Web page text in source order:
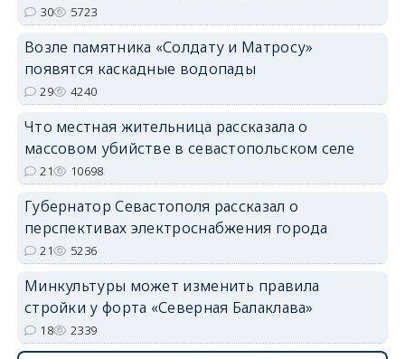
30 5723
Возле памятника «Солдату и Матросу»
появятся каскадные водопады
29 4240
Что местная жительница рассказала о
массовом убийстве в севастопольском селе
21 10698
Губернатор Севастополя рассказал о
перспективах электроснабжения города
21 5236
Минкультуры может изменить правила
стройки у форта «Северная Балаклава»
18 2339